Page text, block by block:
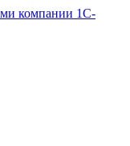
компании 1С-